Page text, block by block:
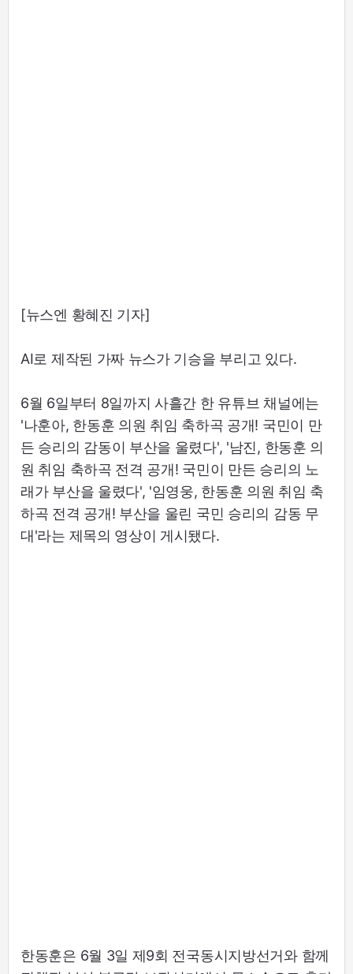
[뉴스엔 황혜진 기자]
AI로 제작된 가짜 뉴스가 기승을 부리고 있다.
6월 6일부터 8일까지 사흘간 한 유튜브 채널에는
'나훈아, 한동훈 의원 취임 축하곡 공개! 국민이 만
든 승리의 감동이 부산을 울렸다', '남진, 한동훈 의
원 취임 축하곡 전격 공개! 국민이 만든 승리의 노
래가 부산을 울렸다', '임영웅, 한동훈 의원 취임 축
하곡 전격 공개! 부산을 울린 국민 승리의 감동 무
대'라는 제목의 영상이 게시됐다.
한동훈은 6월 3일 제9회 전국동시지방선거와 함께